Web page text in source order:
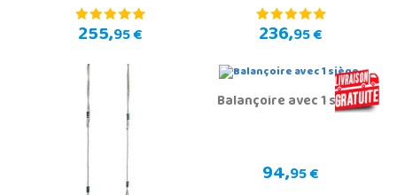
255,95 € 236,95 €
Balançoire avec 1 siège
94,95 €